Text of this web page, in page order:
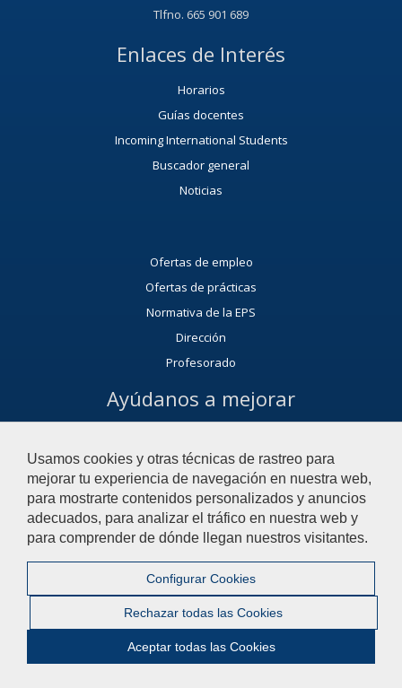
Usamos cookies y otras técnicas de rastreo para
mejorar tu experiencia de navegación en nuestra web,
para mostrarte contenidos personalizados y anuncios
adecuados, para analizar el tráfico en nuestra web y
para comprender de dónde llegan nuestros visitantes.
Configurar Cookies
Rechazar todas las Cookies
Aceptar todas las Cookies
Tlfno. 665 901 689
Enlaces de Interés
Horarios
Guías docentes
Incoming International Students
Buscador general
Noticias
Ofertas de empleo
Ofertas de prácticas
Normativa de la EPS
Dirección
Profesorado
Ayúdanos a mejorar
reclamación o sugerencia.
Contacta con la Escuela Politécnica Superior
Aviso Legal | Privacidad
| Configurar cookies